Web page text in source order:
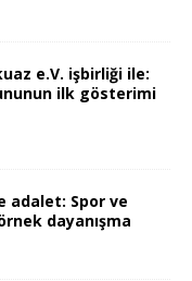
e.V. işbirliği ile:
ilk gösterimi
adalet: Spor ve
dayanışma